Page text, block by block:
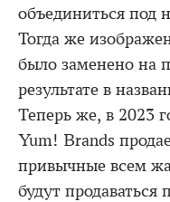
объединиться под
Тогда же
было заменено на
результате в
Теперь же, в 2023
Yum! Brands
привычные всем
будут